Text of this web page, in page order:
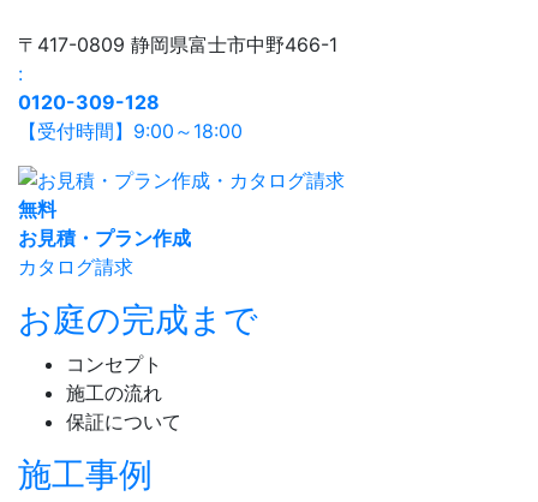
〒417-0809 静岡県富士市中野466-1
:
0120-309-128
【受付時間】9:00～18:00
無料
お見積・プラン作成
カタログ請求
お庭の完成まで
コンセプト
施工の流れ
保証について
施工事例